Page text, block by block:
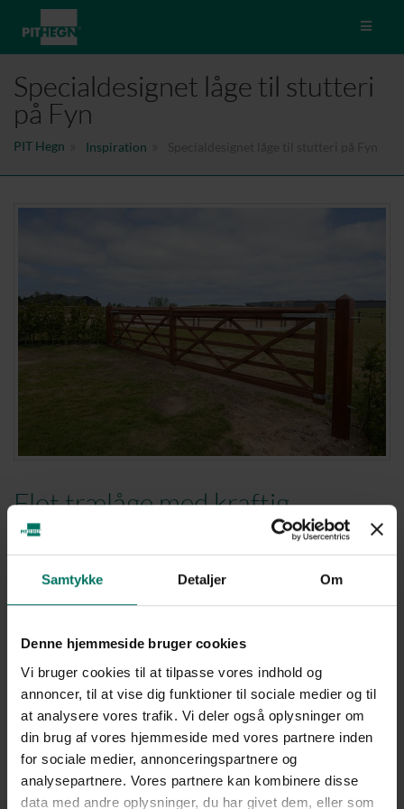
Samtykke Detaljer Om
Denne hjemmeside bruger cookies
Vi bruger cookies til at tilpasse vores indhold og
annoncer, til at vise dig funktioner til sociale medier og til
at analysere vores trafik. Vi deler også oplysninger om
din brug af vores hjemmeside med vores partnere inden
for sociale medier, annonceringspartnere og
analysepartnere. Vores partnere kan kombinere disse
data med andre oplysninger, du har givet dem, eller som
Toggle
Specialdesignet låge til stutteri
på Fyn
PIT Hegn Inspiration
Flot trælåge med kraftig
håndliste
opsat denne specielt fremstillede låge med kraftig håndliste på
toppen. Bundrammen er forstærket, således den er forberedt til
standarder
PIT Hegn materialevalg
Træ: Lucra Camela
FSC Certificeret
Made på Fyn (PIT Hegn)